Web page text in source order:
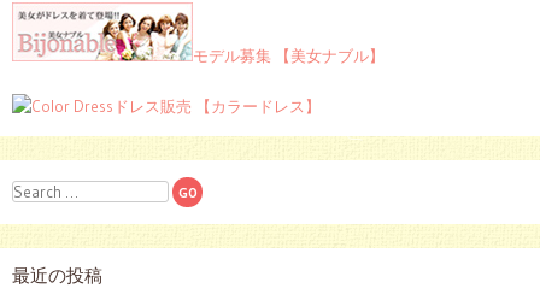
モデル募集 【美女ナブル】
ドレス販売 【カラードレス】
Search
最近の投稿